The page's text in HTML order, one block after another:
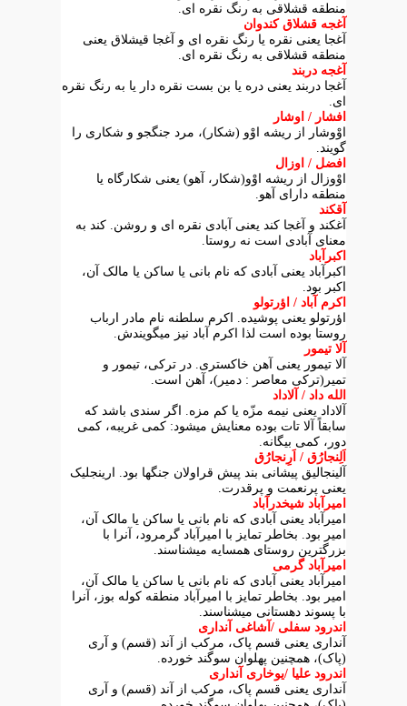
منطقه قشلاقی به رنگ نقره ای.
آغجه قشلاق کندوان
آغجا یعنی نقره یا رنگ نقره ای و آغجا قیشلاق یعنی
منطقه قشلاقی به رنگ نقره ای.
آغجه دربند
آغجا دربند یعنی دره یا بن بست نقره دار یا به رنگ نقره
ای.
افشار / اوشار
اوْوشار از ریشه اوْو (شکار)، مرد جنگجو و شکاری را
گویند.
افضل / اوزال
اوْوزال از ریشه اوْو(شکار، آهو) یعنی شکارگاه یا
منطقه دارای آهو.
آقکند
آغکند و آغجا کند یعنی آبادی نقره ای و روشن. کند به
معنای آبادی است نه روستا.
اکبرآباد
اکبرآباد یعنی آبادی که نام بانی یا ساکن یا مالک آن،
اکبر بود.
اکرم آباد / اؤرتولو
اؤرتولو یعنی پوشیده. اکرم سلطنه نام مادر ارباب
روستا بوده است لذا اکرم آباد نیز میگویندش.
آلا تیمور
آلا تیمور یعنی آهن خاکستری. در ترکی، تیمور و
تمیر(ترکی معاصر : دمیر)، آهن است.
الله داد / آلاداد
آلاداد یعنی نیمه مزّه یا کم مزه. اگر سندی باشد که
سابقاً آلا تات بوده معنایش میشود: کمی غریبه، کمی
دور، کمی بیگانه.
اَلِنجارُق / اَرِنجارُق
آلینجالیق پیشانی بند پیش قراولان جنگها بود. ارینجلیک
یعنی پرنعمت و پرقدرت.
امیرآباد شیخدرآباد
امیرآباد یعنی آبادی که نام بانی یا ساکن یا مالک آن،
امیر بود. بخاطر تمایز با امیرآباد گرمرود، آنرا با
بزرگترین روستای همسایه میشناسند.
امیرآباد گرمی
امیرآباد یعنی آبادی که نام بانی یا ساکن یا مالک آن،
امیر بود. بخاطر تمایز با امیرآباد منطقه کوله بوز، آنرا
با پسوند دهستانی میشناسند.
اندرود سفلی /آشاغی آنداری
آنداری یعنی قسم پاک، مرکب از آند (قسم) و آری
(پاک)، همچنین پهلوان سوگند خورده.
اندرود علیا /یوخاری آنداری
آنداری یعنی قسم پاک، مرکب از آند (قسم) و آری